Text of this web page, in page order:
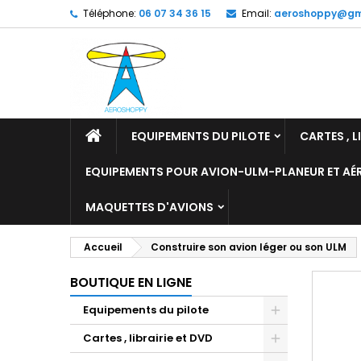
Téléphone: 06 07 34 36 15 Email:
EQUIPEMENTS DU PILOTE CARTES ,
EQUIPEMENTS POUR AVION-ULM-PLANEUR ET
MAQUETTES D'AVIONS
Accueil Construire son avion léger ou son ULM
BOUTIQUE EN LIGNE
Equipements du pilote
Cartes , librairie et DVD